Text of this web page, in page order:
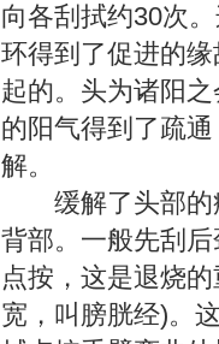
向各刮拭约30次
环得到了促进的
起的。头为诸阳
的阳气得到了疏
解。
缓解了头部的
背部。一般先刮
点按，这是退烧
宽，叫膀胱经)。